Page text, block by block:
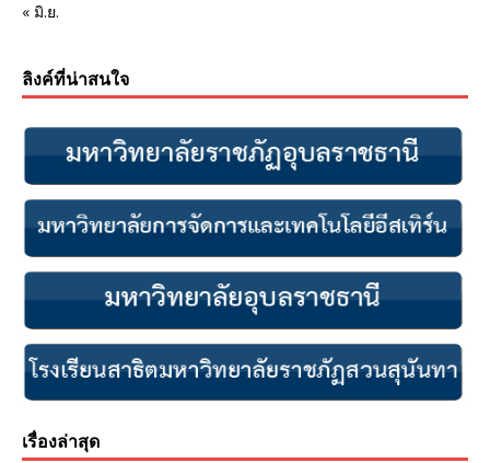
« มิ.ย.
ลิงค์ที่น่าสนใจ
เรื่องล่าสุด